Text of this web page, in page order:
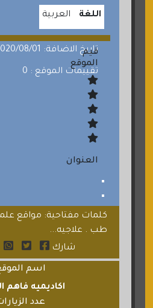
اللغة العربية
تاريخ الاضافة: 2020/08/01
تقييمات الموقع : 0
قيم
الموقع
العنوان
كلمات مفتاحية: مواقع
طب . علاجيه...
شارك
اسم
اكاديميه فاهم
عدد